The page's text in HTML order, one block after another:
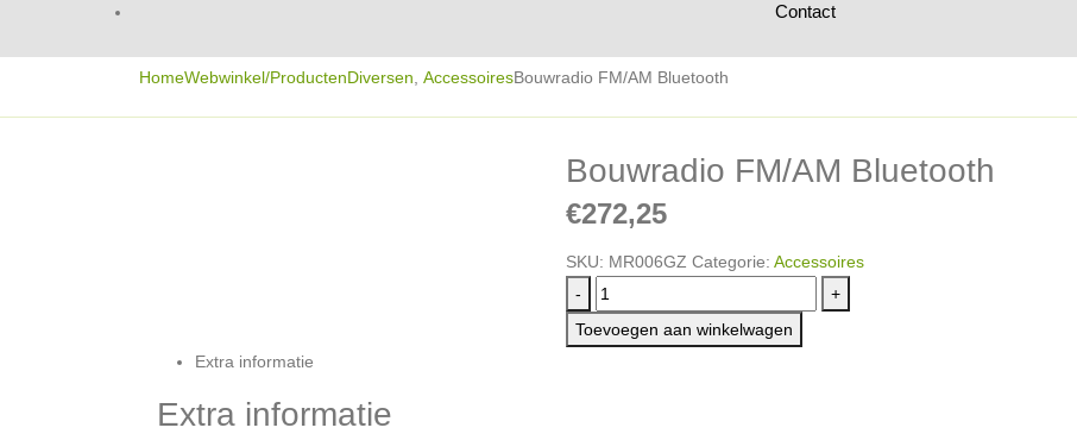
Contact
HomeWebwinkel/ProductenDiversen AccessoiresBouwradio FM/AM Bluetooth
Bouwradio FM/AM Bluetooth
€272,25
SKU: MR006GZ Categorie: Accessoires
-
+
Toevoegen aan winkelwagen
Extra informatie
Extra informatie